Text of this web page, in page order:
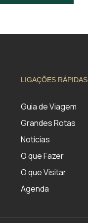
LIGAÇÕES RÁPIDAS
Guia de Viagem
Grandes Rotas
Notícias
O que Fazer
O que Visitar
Agenda